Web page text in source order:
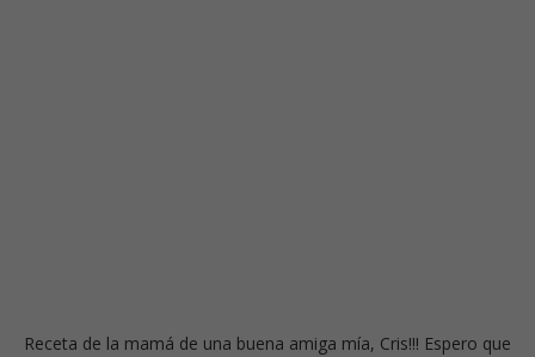
Receta de la mamá de una buena amiga mía, Cris!!! Espero que